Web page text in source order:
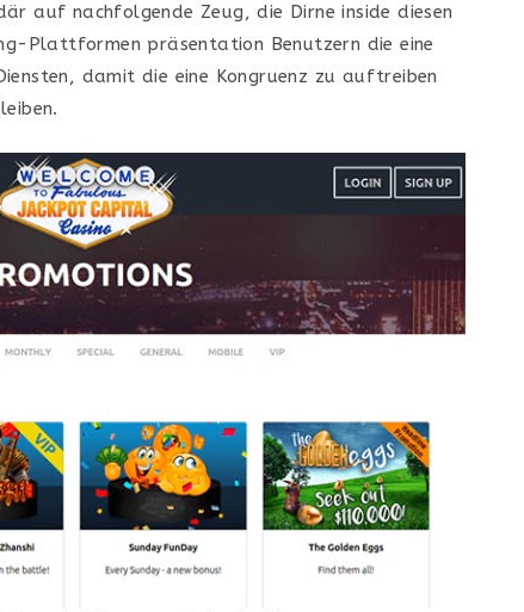
auf nachfolgende Zeug, die Dirne inside diesen
Plattformen präsentation Benutzern die eine
damit die eine Kongruenz zu auftreiben